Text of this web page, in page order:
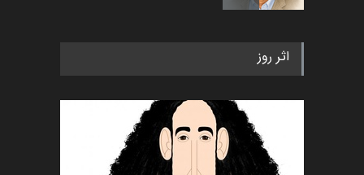
رویداد کارگاهی کارتون و پوستر
اخبار 5 ماه قبل
فراخوان رویداد کارگاهی کارتون و
پوستر "ایران سربل…
اثر روز